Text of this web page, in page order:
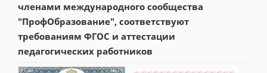
членами международного сообщества
"ПрофОбразование", соответствуют
требованиям ФГОС и аттестации
педагогических работников